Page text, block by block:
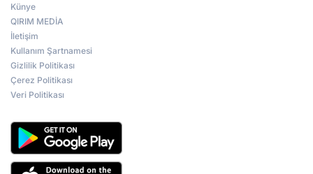
Künye
QIRIM MEDİA
İletişim
Kullanım Şartnamesi
Gizlilik Politikası
Çerez Politikası
Veri Politikası